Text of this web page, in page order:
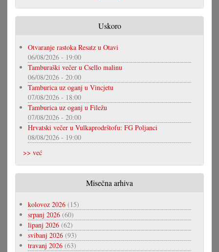
Uskoro
Otvaranje rastoka Resatz u Otavi
06/08/2026 - 19:00
Tamburaški večer u Csello malinu
06/08/2026 - 20:00
Tamburica uz oganj u Vincjetu
07/08/2026 - 18:00
Tamburica uz oganj u Filežu
07/08/2026 - 20:00
Hrvatski večer u Vulkaprodrštofu: FG Poljanci
08/08/2026 - 19:00
>> već
Misečna arhiva
kolovoz 2026 (15)
srpanj 2026 (60)
lipanj 2026 (62)
svibanj 2026 (93)
travanj 2026 (63)